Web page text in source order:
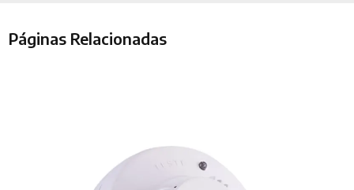
Páginas Relacionadas